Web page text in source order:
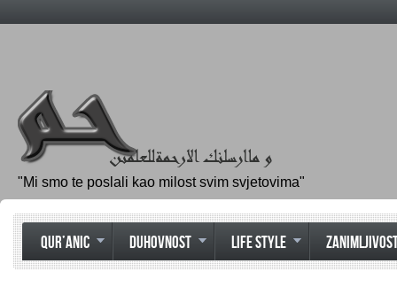
"Mi smo te poslali kao milost svim svjetovima"
QUR’ANIC DUHOVNOST LIFE STYLE